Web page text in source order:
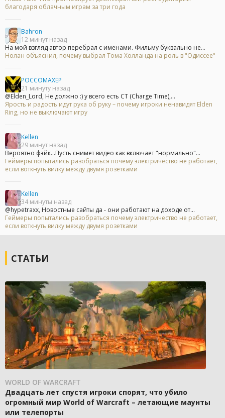
благодаря облачным играм за три года
Bahron
12 минут назад
На мой взгляд автор перебрал с именами. Фильму буквально не...
Нолан объяснил, почему выбрал Тома Холланда на роль в "Одиссее"
POCCOMAXEP
21 минуту назад
@Elden_Lord, Не должно :) у всего есть CT (Charge Time),...
Ярость и радость идут рука об руку – почему игроки ненавидят Elden
Ring, но не выключают игру
Kellen
29 минут назад
Вероятно фэйк...Пусть снимет видео как включает "нормально"...
Геймеры попытались разобраться почему электричество не работает,
если воткнуть вилку между двумя розетками
Kellen
34 минуты назад
@hypetraxx, Новостные сайты да - они работают на доходе от...
Геймеры попытались разобраться почему электричество не работает,
если воткнуть вилку между двумя розетками
СТАТЬИ
WORLD OF WARCRAFT
Двадцать лет спустя игроки спорят, что убило
огромный мир World of Warcraft – летающие маунты
или телепорты